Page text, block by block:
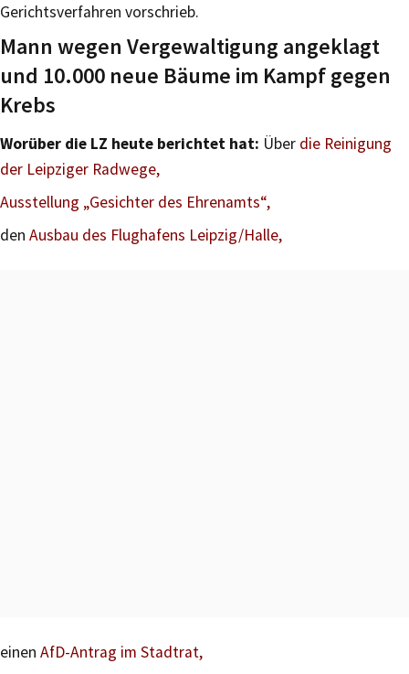
Gerichtsverfahren vorschrieb.
Mann wegen Vergewaltigung angeklagt
und 10.000 neue Bäume im Kampf gegen
Krebs
Worüber die LZ heute berichtet hat: Über die Reinigung
der Leipziger Radwege,
Ausstellung „Gesichter des Ehrenamts“,
den Ausbau des Flughafens Leipzig/Halle,
einen AfD-Antrag im Stadtrat,